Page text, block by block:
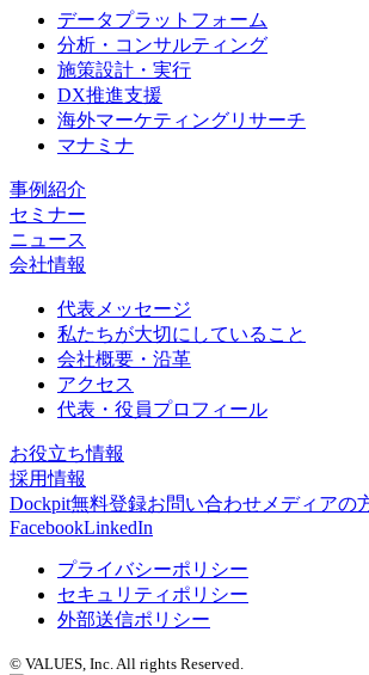
データプラットフォーム
分析・コンサルティング
施策設計・実行
DX推進支援
海外マーケティングリサーチ
マナミナ
事例紹介
セミナー
ニュース
会社情報
代表メッセージ
私たちが大切にしていること
会社概要・沿革
アクセス
代表・役員プロフィール
お役立ち情報
採用情報
Dockpit無料登録お問い合わせ メディアの
FacebookLinkedIn
プライバシーポリシー
セキュリティポリシー
外部送信ポリシー
© VALUES, Inc. All rights Reserved.